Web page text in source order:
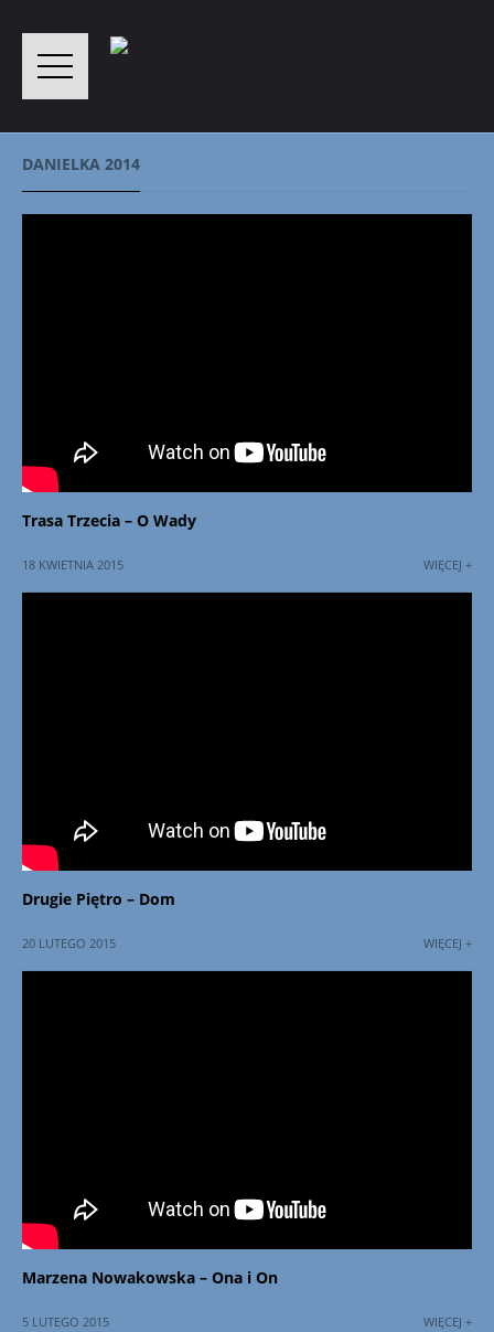
DANIELKA 2014
Trasa Trzecia – O Wady
18 KWIETNIA 2015 WIĘCEJ +
Drugie Piętro – Dom
20 LUTEGO 2015 WIĘCEJ +
Marzena Nowakowska – Ona i On
5 LUTEGO 2015 WIĘCEJ +